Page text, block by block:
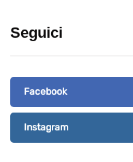
Seguici
Facebook
Instagram